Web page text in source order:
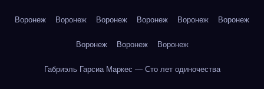
Воронеж Воронеж Воронеж Воронеж Воронеж Воронеж
Воронеж Воронеж Воронеж
Габриэль Гарсиа Маркес — Сто лет одиночества